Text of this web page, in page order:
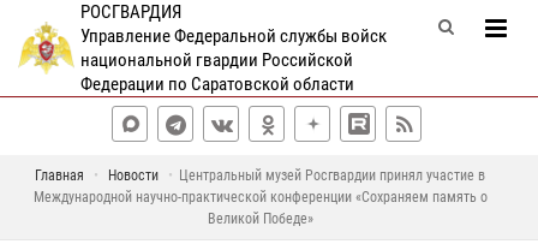
РОСГВАРДИЯ
Управление Федеральной службы войск
национальной гвардии Российской
Федерации по Саратовской области
Главная Новости
Центральный музей Росгвардии принял участие в
Международной научно-практической конференции «Сохраняем память о
Великой Победе»